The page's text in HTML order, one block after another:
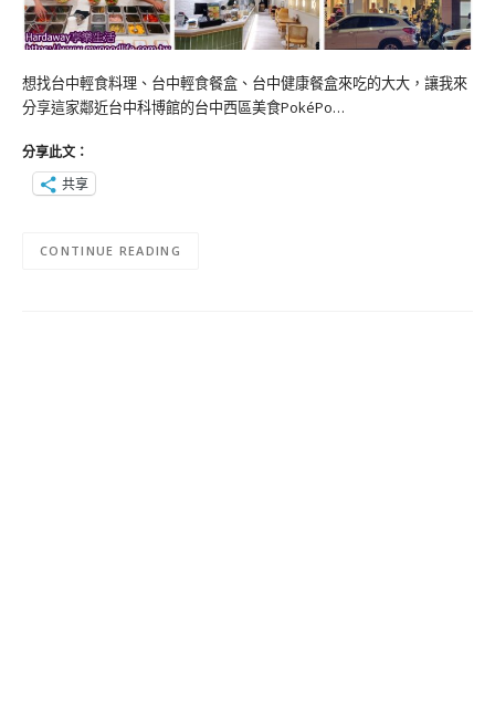
想找台中輕食料理、台中輕食餐盒、台中健康餐盒來吃的大大，讓我來
分享這家鄰近台中科博館的台中西區美食PokéPo…
分享此文：
共享
CONTINUE READING